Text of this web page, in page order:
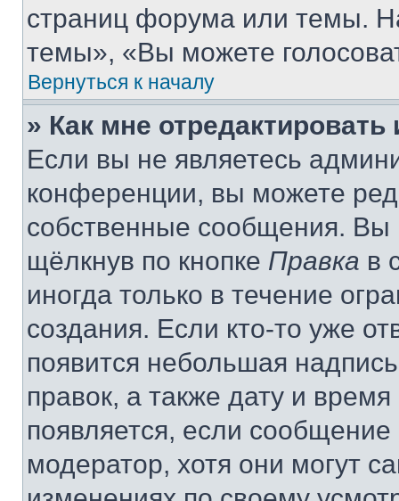
страниц форума или темы.
темы», «Вы можете
Вернуться к началу
» Как мне
Если вы не являетесь
конференции, вы можете
собственные сообщения. Вы
щёлкнув по кнопке Правка в
иногда только в течение
создания. Если кто-то уже
появится небольшая
правок, а также дату и
появляется, если
модератор, хотя они могут